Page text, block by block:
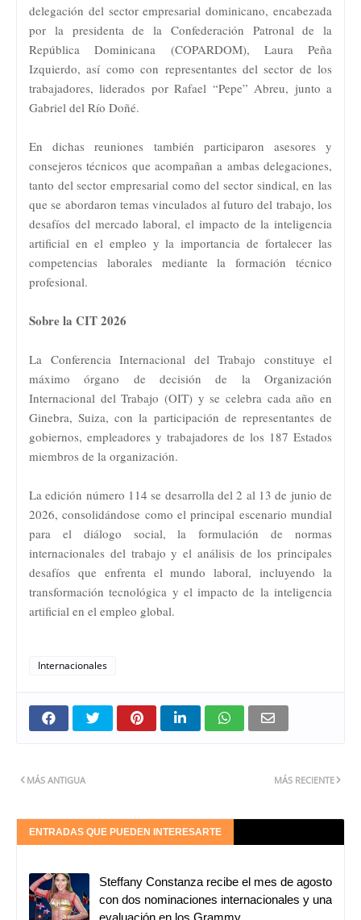
delegación del sector empresarial dominicano, encabezada
por la presidenta de la Confederación Patronal de la
República Dominicana (COPARDOM), Laura Peña
Izquierdo, así como con representantes del sector de los
trabajadores, liderados por Rafael “Pepe” Abreu, junto a
Gabriel del Río Doñé.
En dichas reuniones también participaron asesores y
consejeros técnicos que acompañan a ambas delegaciones,
tanto del sector empresarial como del sector sindical, en las
que se abordaron temas vinculados al futuro del trabajo, los
desafíos del mercado laboral, el impacto de la inteligencia
artificial en el empleo y la importancia de fortalecer las
competencias laborales mediante la formación técnico
profesional.
Sobre la CIT 2026
La Conferencia Internacional del Trabajo constituye el
máximo órgano de decisión de la Organización
Internacional del Trabajo (OIT) y se celebra cada año en
Ginebra, Suiza, con la participación de representantes de
gobiernos, empleadores y trabajadores de los 187 Estados
miembros de la organización.
La edición número 114 se desarrolla del 2 al 13 de junio de
2026, consolidándose como el principal escenario mundial
para el diálogo social, la formulación de normas
internacionales del trabajo y el análisis de los principales
desafíos que enfrenta el mundo laboral, incluyendo la
transformación tecnológica y el impacto de la inteligencia
artificial en el empleo global.
Internacionales
MÁS RECIENTE
MÁS ANTIGUA
ENTRADAS QUE PUEDEN INTERESARTE
Steffany Constanza recibe el mes de agosto
con dos nominaciones internacionales y una
evaluación en los Grammy